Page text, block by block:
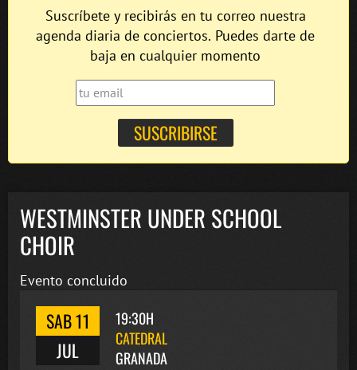
Suscríbete y recibirás en tu correo nuestra
agenda diaria de conciertos. Puedes darte de
baja en cualquier momento
WESTMINSTER UNDER SCHOOL
CHOIR
Evento concluido
SAB 11
JUL
19:30H
CATEDRAL
GRANADA